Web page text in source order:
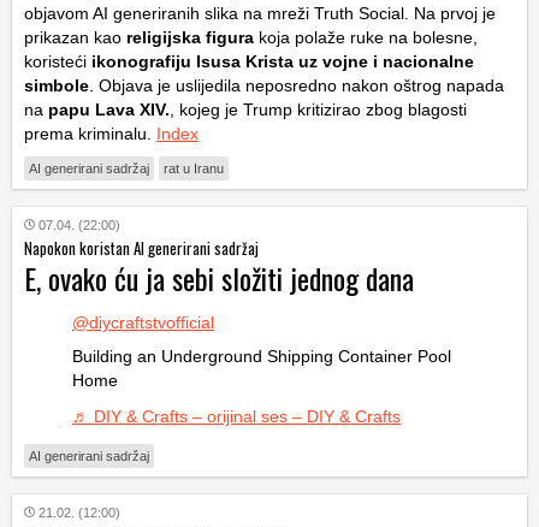
objavom AI generiranih slika na mreži Truth Social. Na prvoj je
prikazan kao religijska figura koja polaže ruke na bolesne,
koristeći ikonografiju Isusa Krista uz vojne i nacionalne
simbole . Objava je uslijedila neposredno nakon oštrog napada
na papu Lava XIV. , kojeg je Trump kritizirao zbog blagosti
prema kriminalu. Index
AI generirani sadržaj rat u Iranu
07.04. (22:00)
Napokon koristan AI generirani sadržaj
E, ovako ću ja sebi složiti jednog dana
@diycraftstvofficial
Building an Underground Shipping Container Pool
Home
♬ DIY & Crafts – orijinal ses – DIY & Crafts
AI generirani sadržaj
21.02. (12:00)